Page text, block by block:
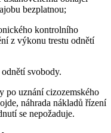
bezplatnou;
kontrolního
z výkonu trestu odnětí
svobody.
po uznání cizozemského
náhrada nákladů řízení
se nepožaduje.